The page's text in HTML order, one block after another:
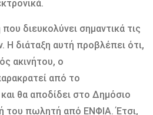
διευκολύνει σημαντικά τις
Η διάταξη αυτή προβλέπει ότι,
ακινήτου, ο
από το
θα αποδίδει στο Δημόσιο
του πωλητή από ΕΝΦΙΑ. Έτσι,